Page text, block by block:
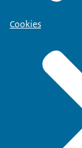
Cookies